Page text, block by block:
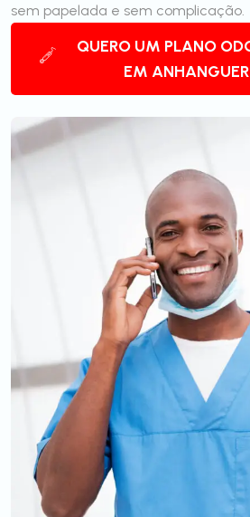
sem papelada e sem complicação.
QUERO UM PLANO
EM